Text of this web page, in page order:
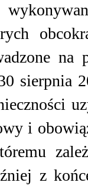
sierpnia
i
z